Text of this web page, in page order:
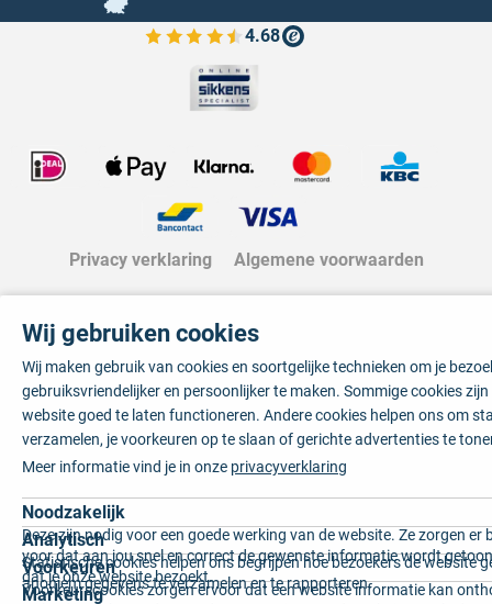
4.68
Bekijk de verfplaza beoordelingen
Privacy verklaring Algemene voorwaarden
Wij gebruiken cookies
Wij maken gebruik van cookies en soortgelijke technieken om je
gebruiksvriendelijker en persoonlijker te maken. Sommige cookies
website goed te laten functioneren. Andere cookies helpen ons om
verzamelen, je voorkeuren op te slaan of gerichte advertenties te
Meer informatie vind je in onze privacyverklaring
Noodzakelijk
Deze zijn nodig voor een goede werking van de website. Ze zorgen er
voor dat aan jou snel en correct de gewenste informatie wordt
dat je onze website bezoekt.
Analytisch
Statistische cookies helpen ons begrijpen hoe bezoekers de website
anoniem gegevens te verzamelen en te rapporteren.
Voorkeuren
Voorkeurscookies zorgen ervoor dat een website informatie kan
Marketing